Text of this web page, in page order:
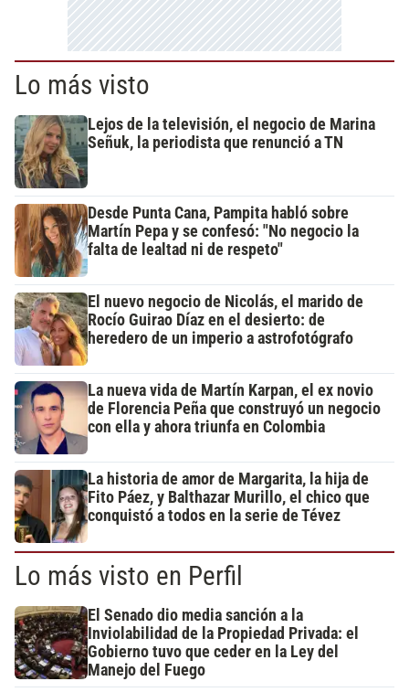
Lo más visto
Lejos de la televisión, el negocio de Marina
Señuk, la periodista que renunció a TN
Desde Punta Cana, Pampita habló sobre
Martín Pepa y se confesó: "No negocio la
falta de lealtad ni de respeto"
El nuevo negocio de Nicolás, el marido de
Rocío Guirao Díaz en el desierto: de
heredero de un imperio a astrofotógrafo
La nueva vida de Martín Karpan, el ex novio
de Florencia Peña que construyó un negocio
con ella y ahora triunfa en Colombia
La historia de amor de Margarita, la hija de
Fito Páez, y Balthazar Murillo, el chico que
conquistó a todos en la serie de Tévez
Lo más visto en Perfil
El Senado dio media sanción a la
Inviolabilidad de la Propiedad Privada: el
Gobierno tuvo que ceder en la Ley del
Manejo del Fuego